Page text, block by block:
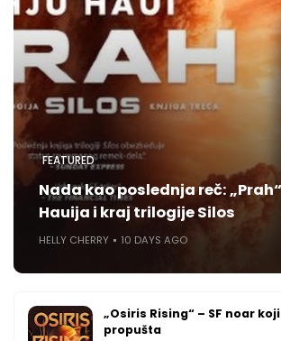
FEATURED
Nada kao poslednja reč:
Hauija i kraj trilogije Silos
HELLY CHERRY 10 DAYS AGO
„Osiris Rising“ – SF noar
propušta